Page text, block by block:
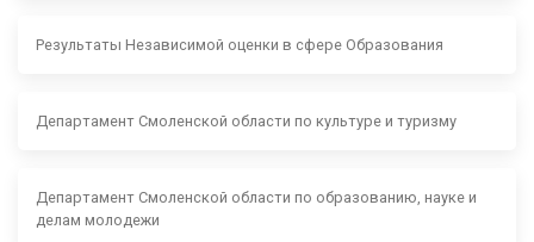
Результаты Независимой оценки в сфере Образования
Департамент Смоленской области по культуре и туризму
Департамент Смоленской области по образованию, науке и
делам молодежи